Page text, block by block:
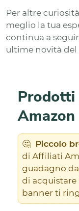
Per altre
meglio la tua
continua a
ultime novità del
Prodotti
Amazon
🤔 Piccolo
di Affiliati
guadagno
di
banner ti